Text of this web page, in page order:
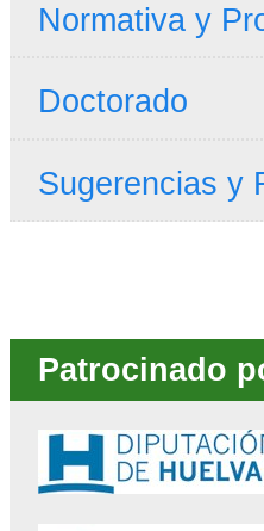
Normativa y
Doctorado
Sugerencias y
Patrocinado